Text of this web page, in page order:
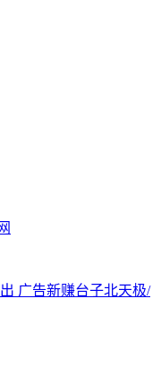
广告新赚台子北天极/